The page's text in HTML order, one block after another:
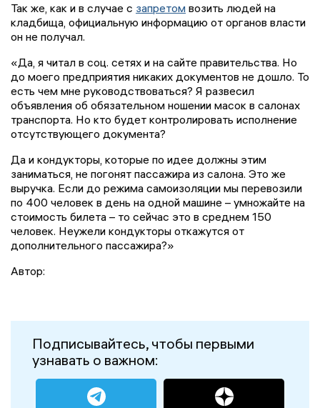
Так же, как и в случае с запретом возить людей на
кладбища, официальную информацию от органов власти
он не получал.
«Да, я читал в соц. сетях и на сайте правительства. Но
до моего предприятия никаких документов не дошло. То
есть чем мне руководствоваться? Я развесил
объявления об обязательном ношении масок в салонах
транспорта. Но кто будет контролировать исполнение
отсутствующего документа?
Да и кондукторы, которые по идее должны этим
заниматься, не погонят пассажира из салона. Это же
выручка. Если до режима самоизоляции мы перевозили
по 400 человек в день на одной машине – умножайте на
стоимость билета – то сейчас это в среднем 150
человек. Неужели кондукторы откажутся от
дополнительного пассажира?»
Автор:
Подписывайтесь, чтобы первыми
узнавать о важном: